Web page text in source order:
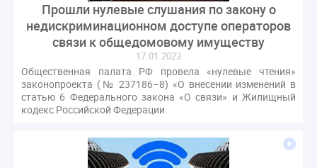
Прошли нулевые слушания по закону о
недискриминационном доступе операторов
связи к общедомовому имуществу
17.01.2023
Общественная палата РФ провела «нулевые чтения»
законопроекта (№ 237186–8) «О внесении изменений в
статью 6 Федерального закона «О связи» и Жилищный
кодекс Российской Федерации.